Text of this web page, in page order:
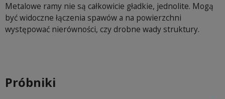
Metalowe ramy nie są całkowicie gładkie, jednolite. Mogą
być widoczne łączenia spawów a na powierzchni
występować nierówności, czy drobne wady struktury.
Próbniki